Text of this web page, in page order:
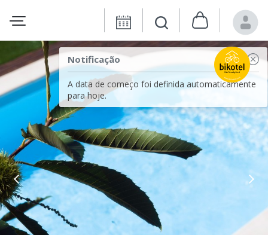
Notificação
A data de começo foi definida automaticamente
para hoje.